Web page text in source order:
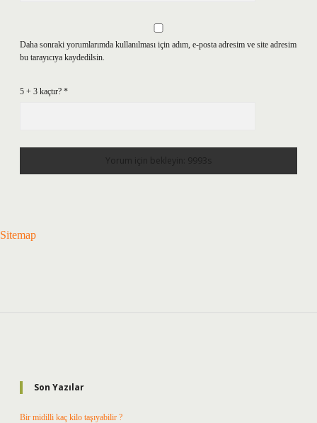
Daha sonraki yorumlarımda kullanılması için adım, e-posta adresim ve site adresim
bu tarayıcıya kaydedilsin.
5 + 3 kaçtır? *
Sitemap
Son Yazılar
Bir midilli kaç kilo taşıyabilir ?